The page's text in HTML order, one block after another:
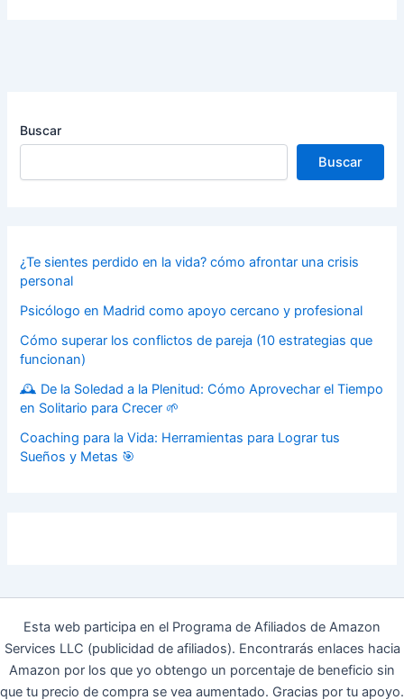
Buscar
Buscar
¿Te sientes perdido en la vida? cómo afrontar una crisis
personal
Psicólogo en Madrid como apoyo cercano y profesional
Cómo superar los conflictos de pareja (10 estrategias que
funcionan)
🕰️ De la Soledad a la Plenitud: Cómo Aprovechar el Tiempo
en Solitario para Crecer 🌱
Coaching para la Vida: Herramientas para Lograr tus
Sueños y Metas 🎯
Esta web participa en el Programa de Afiliados de Amazon
Services LLC (publicidad de afiliados). Encontrarás enlaces hacia
Amazon por los que yo obtengo un porcentaje de beneficio sin
que tu precio de compra se vea aumentado. Gracias por tu apoyo.